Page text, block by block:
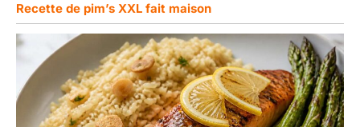
Recette de pim’s XXL fait maison